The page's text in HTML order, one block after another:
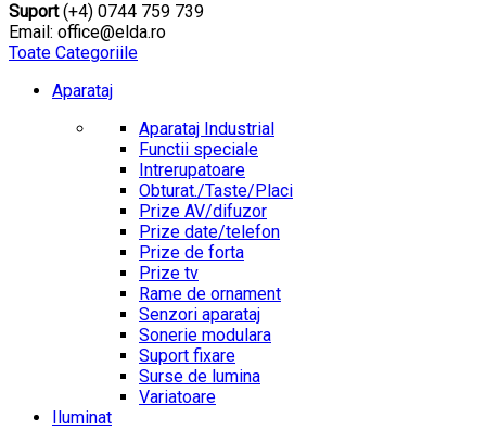
Suport(+4) 0744 759 739
Email: office@elda.ro
Toate Categoriile
Aparataj
Aparataj Industrial
Functii speciale
Intrerupatoare
Obturat./Taste/Placi
Prize AV/difuzor
Prize date/telefon
Prize de forta
Prize tv
Rame de ornament
Senzori aparataj
Sonerie modulara
Suport fixare
Surse de lumina
Variatoare
Iluminat